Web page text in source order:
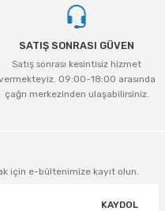
SATIŞ SONRASI GÜVEN
Satış sonrası kesintisiz hizmet
09:00-18:00 arasında
çağrı merkezinden ulaşabilirsiniz.
için e-bültenimize kayıt olun.
KAYDOL